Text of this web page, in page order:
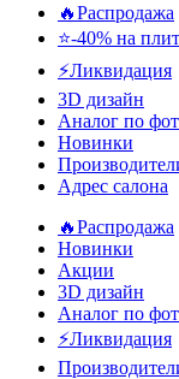
🔥Распродажа
⭐-40% на
⚡️Ликвидация
3D дизайн
Аналог по
Новинки
Адрес салона
🔥Распродажа
Новинки
Акции
3D дизайн
Аналог по
⚡Ликвидация